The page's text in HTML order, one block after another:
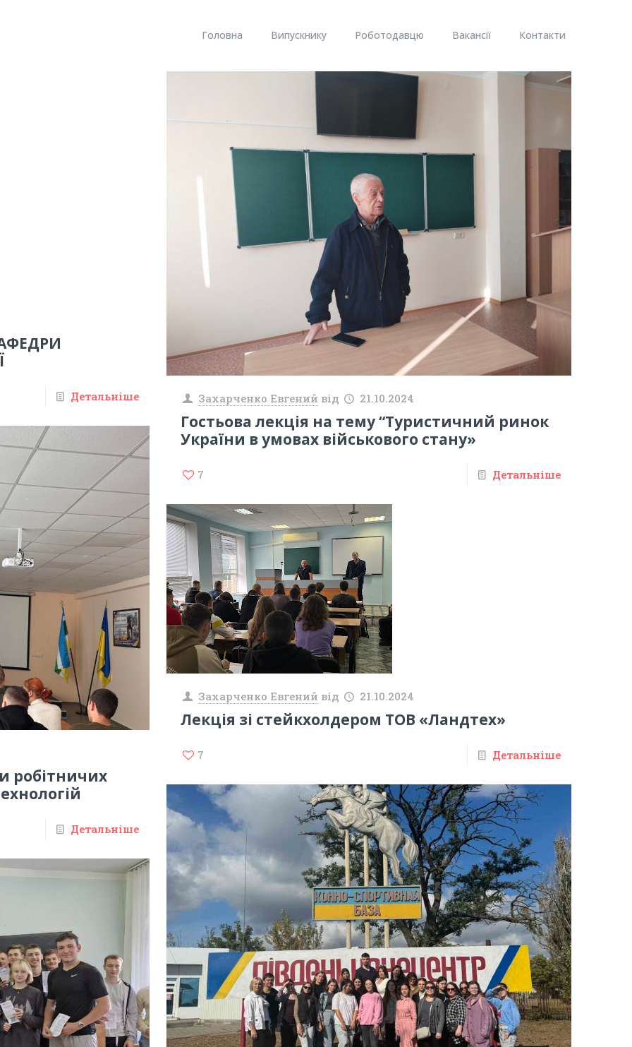
Головна Випускнику Роботодавцю Вакансії Контакти
Детальніше Захарченко Евгений від 21.10.2024
Гостьова лекція на тему “Туристичний ринок
України в умовах військового стану»
7 Детальніше
робітничих
Детальніше
Захарченко Евгений від 21.10.2024
Лекція зі стейкхолдером ТОВ «Ландтех»
7 Детальніше